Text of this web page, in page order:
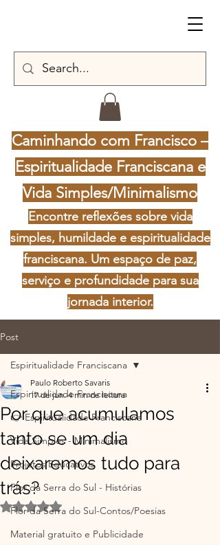
Caminhando com Francisco –
Espiritualidade Franciscana e
Vida Simples/Minimalismo
Encontre reflexões sobre vida
simples, humildade e espiritualidade
franciscana. Um espaço de paz,
serviço e profundidade para sua
jornada interior.
Post
Espiritualidade Franciscana
👉 Espiritualidade Franciscana
Vida Simples - Minimalismo
Projetos Educativos
Flor da Serra do Sul - Histórias
Flor da Serra do Sul-Contos/Poesias
Material gratuito e Publicidade
Espiritualidade Franciscana
Por que acumulamos
tanto se um dia
deixaremos tudo para
trás?
Paulo Roberto Savaris
17 de jun. 4 min de leitura
Avaliado com NaN de 5 estrelas.